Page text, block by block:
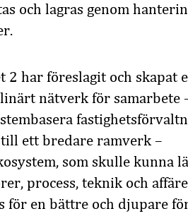
och lagras genom
2 har föreslagit och skapat
nätverk för samarbete
ett bredare ramverk –
som skulle kunna
process, teknik och
för en bättre och djupare